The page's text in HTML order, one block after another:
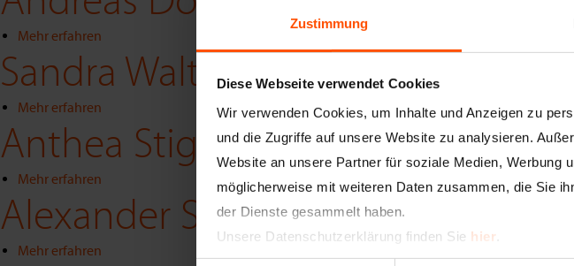
Zustimmung
Diese Webseite verwendet Cookies
Wir verwenden Cookies, um Inhalte und Anzeigen zu
und die Zugriffe auf unsere Website zu analysieren.
Website an unsere Partner für soziale Medien, Werbung
möglicherweise mit weiteren Daten zusammen, die Sie
der Dienste gesammelt haben.
Unsere Datenschutzerklärung finden Sie hier
Schneiders
Mehr erfahren
Andreas
Donner
Sandra Walter
Mehr erfahren
Sandra
Walter
Anthea Stigmann
Mehr erfahren
Anthea
Stigmann
Alexander Schneiders
Mehr erfahren